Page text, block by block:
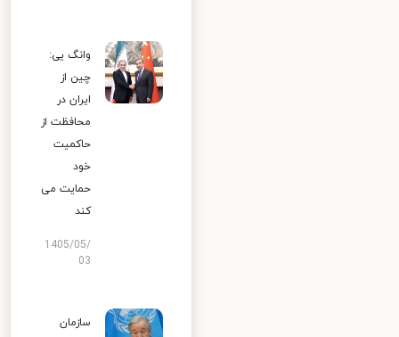
وانگ یی:
چین از
ایران در
محافظت از
حاکمیت
خود
حمایت می
کند
1405/05/
03
سازمان